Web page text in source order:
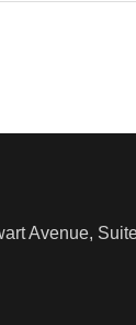
Avenue,